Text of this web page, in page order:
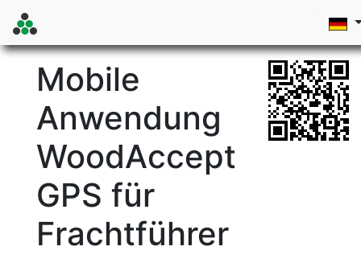
Mobile
Anwendung
WoodAccept
GPS für
Frachtführer